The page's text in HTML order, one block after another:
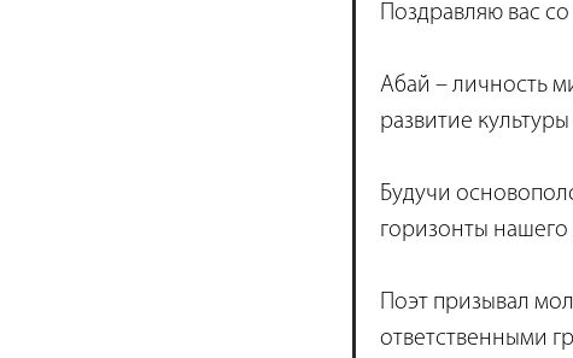
Поздравляю вас
Абай – личность
развитие
Будучи
горизонты
Поэт призывал
ответственными